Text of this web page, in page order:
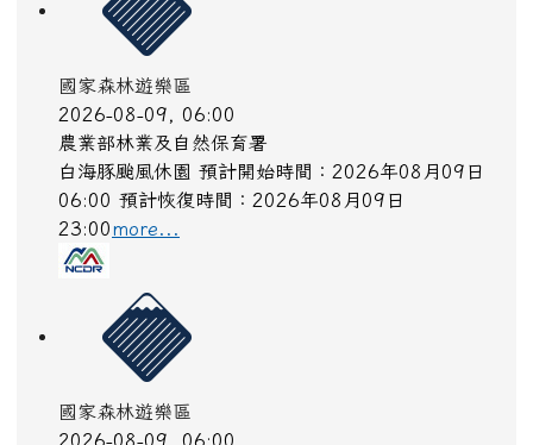
國家森林遊樂區
2026-08-09, 06:00
農業部林業及自然保育署
白海豚颱風休園 預計開始時間：2026年08月09日
more...